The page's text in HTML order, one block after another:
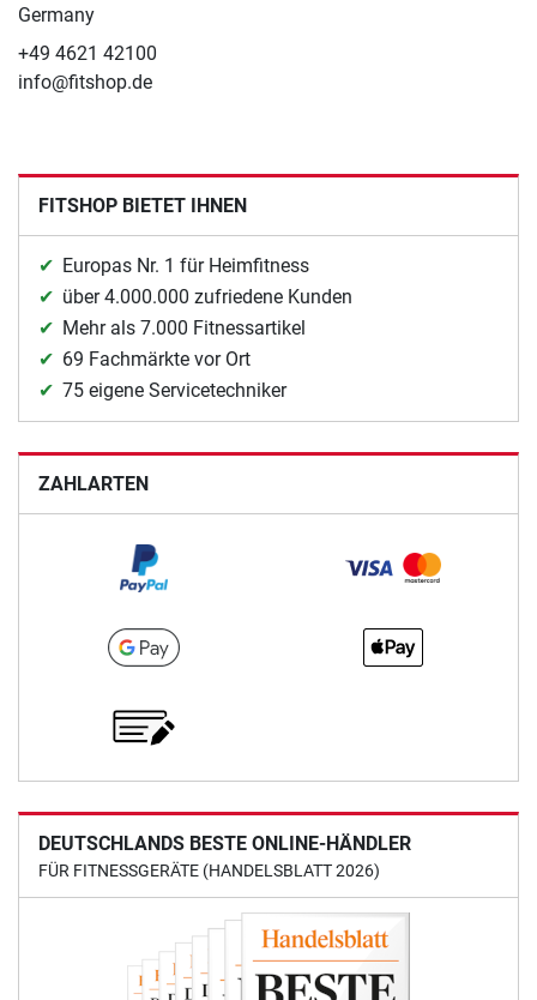
Germany
+49 4621 42100
info@fitshop.de
FITSHOP BIETET IHNEN
Europas Nr. 1 für Heimfitness
über 4.000.000 zufriedene Kunden
Mehr als 7.000 Fitnessartikel
69 Fachmärkte vor Ort
75 eigene Servicetechniker
ZAHLARTEN
DEUTSCHLANDS BESTE ONLINE-HÄNDLER
FÜR FITNESSGERÄTE (HANDELSBLATT 2026)